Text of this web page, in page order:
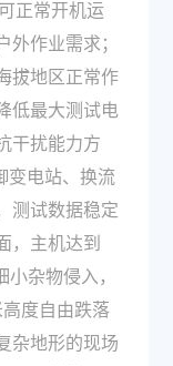
正常开机运
外作业需求；
拔地区正常作
低最大测试电
干扰能力方
变电站、换流
测试数据稳定
，主机达到
杂物侵入，
度自由跌落
杂地形的现场